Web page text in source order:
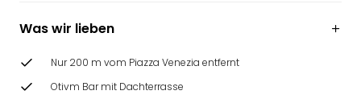
Was wir lieben
Nur 200 m vom Piazza Venezia entfernt
Otivm Bar mit Dachterrasse